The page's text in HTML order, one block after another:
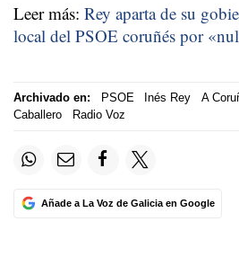
Leer más: Rey aparta de su
local del PSOE coruñés por
Archivado en: PSOE Inés Rey A
Caballero
Radio Voz
Añade a La Voz de Galicia en Google